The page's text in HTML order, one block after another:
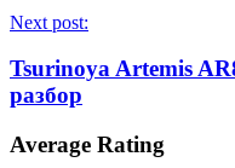
Next post:
Tsurinoya Artemis
разбор
Average Rating